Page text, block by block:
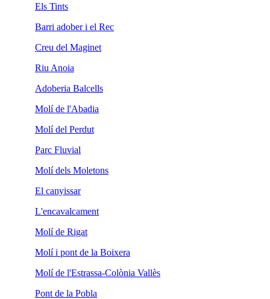
Els Tints
Barri adober i el Rec
Creu del Maginet
Riu Anoia
Adoberia Balcells
Molí de l'Abadia
Molí del Perdut
Parc Fluvial
Molí dels Moletons
El canyissar
L'encavalcament
Molí de Rigat
Molí i pont de la Boixera
Molí de l'Estrassa-Colònia Vallès
Pont de la Pobla